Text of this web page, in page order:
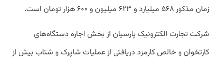
زمان مذکور ۵۶۸ میلیارد و ۶۲۳ میلیون و ۶۰۰ هزار تومان است.
شرکت تجارت الکترونیک پارسیان از بخش اجاره دستگاه‌های
کارتخوان و خالص کارمزد دریافتی از عملیات شاپرک و شتاب بیش از